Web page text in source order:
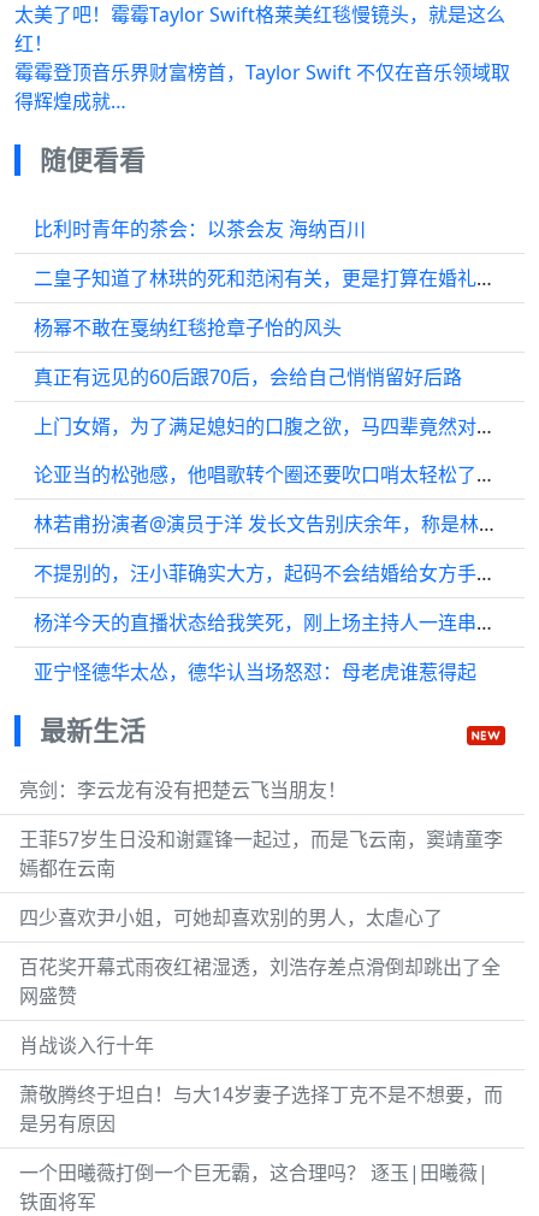
太美了吧！霉霉Taylor Swift格莱美红毯慢镜头，就是这么
红！
霉霉登顶音乐界财富榜首，Taylor Swift 不仅在音乐领域取
得辉煌成就…
随便看看
比利时青年的茶会：以茶会友 海纳百川
二皇子知道了林珙的死和范闲有关，更是打算在婚礼上当面说出，被叶灵儿阻止
杨幂不敢在戛纳红毯抢章子怡的风头
真正有远见的60后跟70后，会给自己悄悄留好后路
上门女婿，为了满足媳妇的口腹之欲，马四辈竟然对耕牛下手，结果悲剧了！
论亚当的松弛感，他唱歌转个圈还要吹口哨太轻松了，他就是来玩的
林若甫扮演者@演员于洋 发长文告别庆余年，称是林相最大的遗憾…
不提别的，汪小菲确实大方，起码不会结婚给女方手指上纹个圈圈就了事
杨洋今天的直播状态给我笑死，刚上场主持人一连串挑战，形式真的很有综艺感…
亚宁怪德华太怂，德华认当场怒怼：母老虎谁惹得起
最新生活
亮剑：李云龙有没有把楚云飞当朋友！
王菲57岁生日没和谢霆锋一起过，而是飞云南，窦靖童李
嫣都在云南
四少喜欢尹小姐，可她却喜欢别的男人，太虐心了
百花奖开幕式雨夜红裙湿透，刘浩存差点滑倒却跳出了全
网盛赞
肖战谈入行十年
萧敬腾终于坦白！与大14岁妻子选择丁克不是不想要，而
是另有原因
一个田曦薇打倒一个巨无霸，这合理吗？ 逐玉|田曦薇|
铁面将军